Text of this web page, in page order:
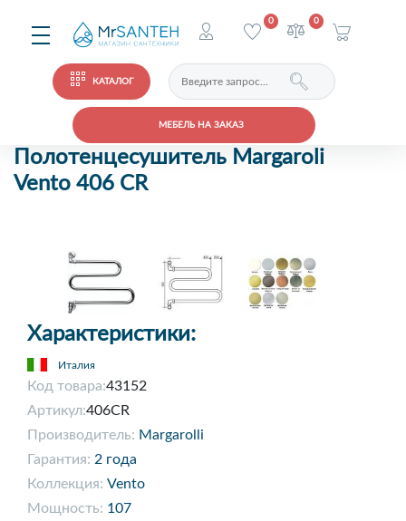
КАТАЛОГ
МЕБЕЛЬ НА ЗАКАЗ
0 0
Полотенцесушитель Margaroli
Vento 406 CR
Характеристики:
Италия
Код товара:43152
Артикул:406CR
Производитель: Margarolli
Гарантия: 2 года
Коллекция: Vento
Мощность: 107